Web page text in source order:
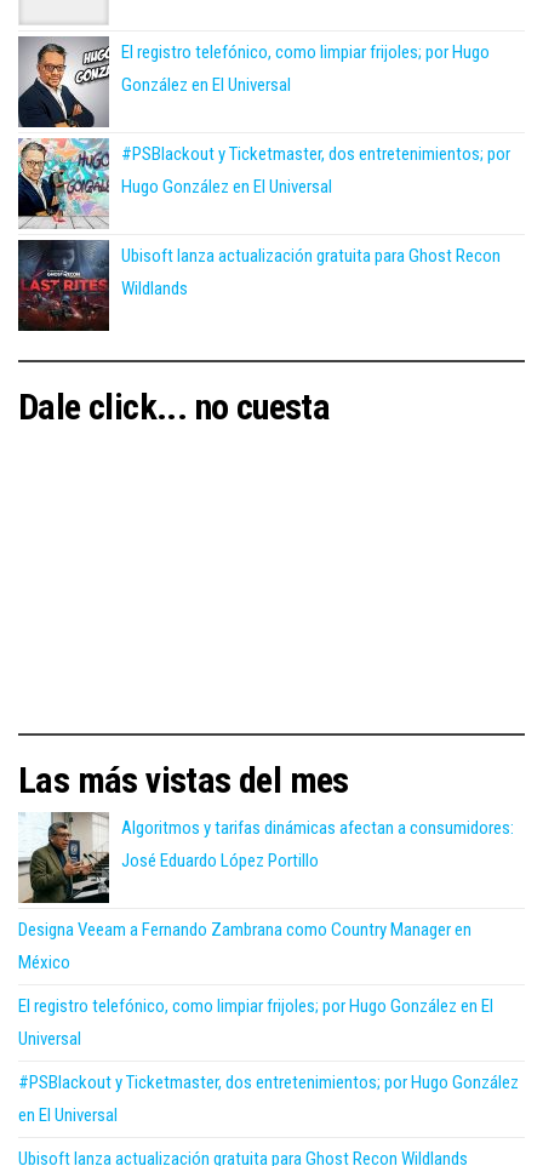
El registro telefónico, como limpiar frijoles; por Hugo
González en El Universal
#PSBlackout y Ticketmaster, dos entretenimientos; por
Hugo González en El Universal
Ubisoft lanza actualización gratuita para Ghost Recon
Wildlands
Dale click... no cuesta
Las más vistas del mes
Algoritmos y tarifas dinámicas afectan a consumidores:
José Eduardo López Portillo
Designa Veeam a Fernando Zambrana como Country Manager en
México
El registro telefónico, como limpiar frijoles; por Hugo González en El
Universal
#PSBlackout y Ticketmaster, dos entretenimientos; por Hugo González
en El Universal
Ubisoft lanza actualización gratuita para Ghost Recon Wildlands